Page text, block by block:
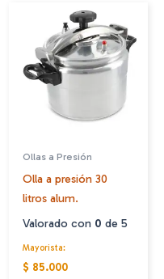
Ollas a Presión
Olla a presión 30
litros alum.
Valorado con 0 de 5
Mayorista:
$ 85.000